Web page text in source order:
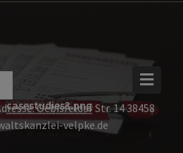
Oebisfelder Str. 14 38458
velpke.de
casestudies3.png